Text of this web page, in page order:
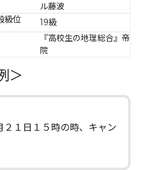
ル藤波
級位
19級
『高校生の地理総合』帝国書
院
＞
２１日１５時の時、キャン